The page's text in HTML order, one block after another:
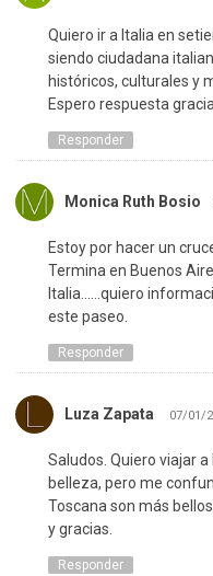
Quiero ir a Italia en
siendo ciudadana
históricos, culturales y
Espero respuesta
Responder
Monica Ruth Bosio
Estoy por hacer un
Termina en Buenos
Italia……quiero
este paseo.
Responder
Luza Zapata 07/01/
Saludos. Quiero viajar
belleza, pero me
Toscana son más
y gracias.
Responder